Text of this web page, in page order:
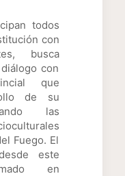
todos
con
busca
con
que
de su
las
Fuego. El
este
en